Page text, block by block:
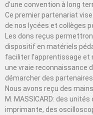
d’une convention à long
Ce premier partenariat
de nos lycées et collèges
Les dons reçus
dispositif en matériels
faciliter l’apprentissage et
une vraie reconnaissance
démarcher des
Nous avons reçu des
M. MASSICARD: des
imprimante, des